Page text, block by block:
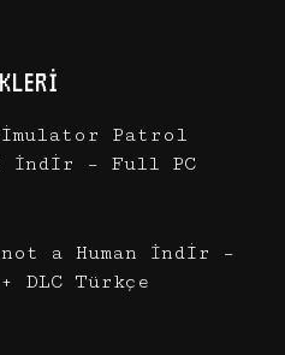
Patrol
İndir – Full PC
a Human İndir –
DLC Türkçe